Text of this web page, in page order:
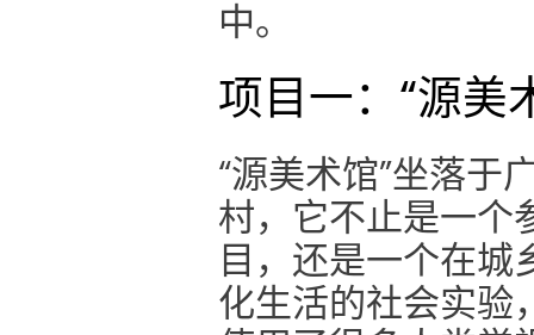
中。
项目一：“源美
“源美术馆”坐落于
村，它不止是一个
目，还是一个在城
化生活的社会实验